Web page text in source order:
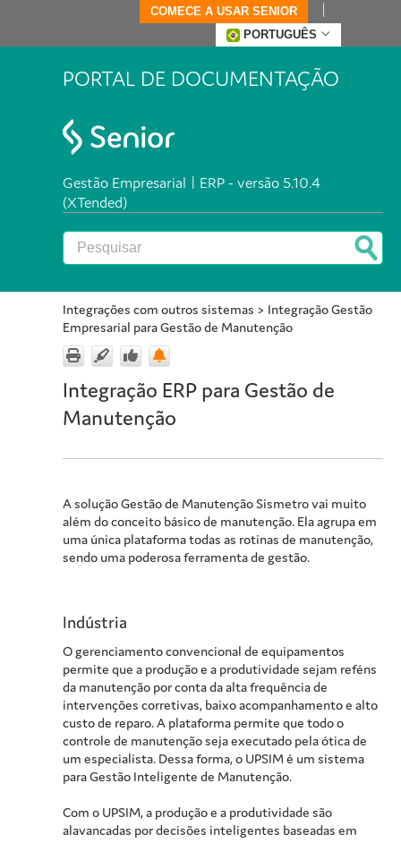
COMECE A USAR SENIOR
PORTUGUÊS
PORTAL DE DOCUMENTAÇÃO
Gestão Empresarial | ERP - versão 5.10.4
(XTended)
Integrações com outros sistemas > Integração Gestão
Empresarial para Gestão de Manutenção
Integração ERP para Gestão de
Manutenção
A solução Gestão de Manutenção Sismetro vai muito
além do conceito básico de manutenção. Ela agrupa em
uma única plataforma todas as rotinas de manutenção,
sendo uma poderosa ferramenta de gestão.
Indústria
O gerenciamento convencional de equipamentos
permite que a produção e a produtividade sejam reféns
da manutenção por conta da alta frequência de
intervenções corretivas, baixo acompanhamento e alto
custo de reparo. A plataforma permite que todo o
controle de manutenção seja executado pela ótica de
um especialista. Dessa forma, o UPSIM é um sistema
para Gestão Inteligente de Manutenção.
Com o UPSIM, a produção e a produtividade são
alavancadas por decisões inteligentes baseadas em